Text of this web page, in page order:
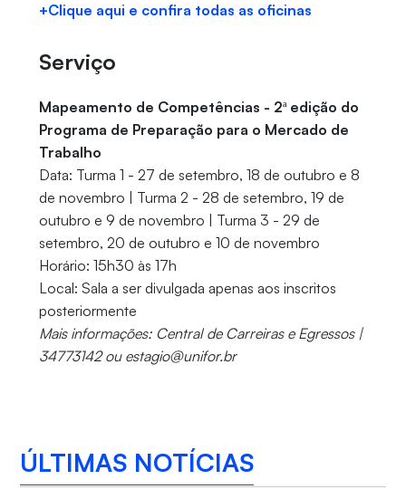
+Clique aqui e confira todas as oficinas
Serviço
Mapeamento de Competências - 2ª edição do
Programa de Preparação para o Mercado de
Trabalho
Data: Turma 1 - 27 de setembro, 18 de outubro e 8
de novembro | Turma 2 - 28 de setembro, 19 de
outubro e 9 de novembro | Turma 3 - 29 de
setembro, 20 de outubro e 10 de novembro
Horário: 15h30 às 17h
Local: Sala a ser divulgada apenas aos inscritos
posteriormente
Mais informações: Central de Carreiras e Egressos |
34773142 ou estagio@unifor.br
ÚLTIMAS NOTÍCIAS